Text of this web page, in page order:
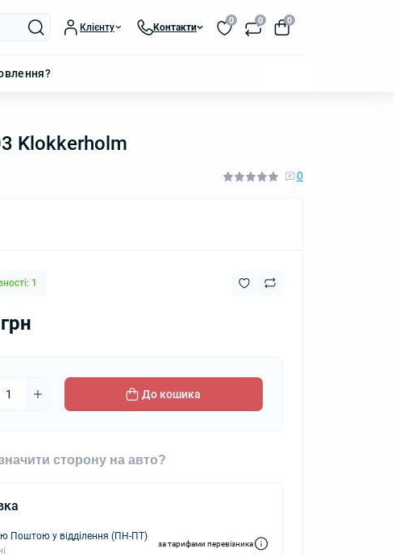
Клієнту Контакти
0 0 0
Klokkerholm
0
1
До кошика
сторону на авто?
Поштою у відділення (ПН-ПТ)
за тарифами перевізника